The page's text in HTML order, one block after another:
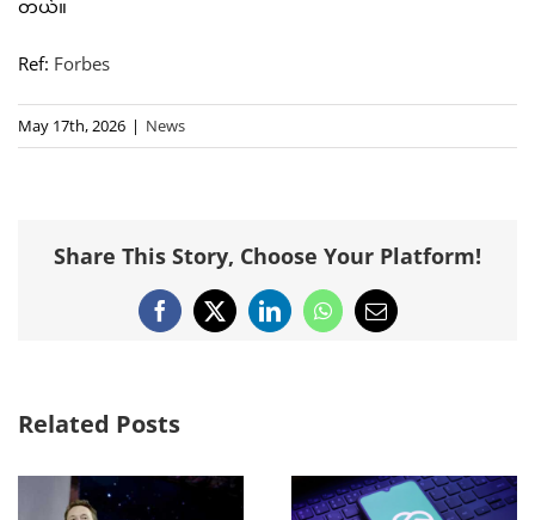
တယ်။
Ref: Forbes
May 17th, 2026 | News
Share This Story, Choose Your Platform!
Facebook
X LinkedInWhatsApp
Email
Related Posts